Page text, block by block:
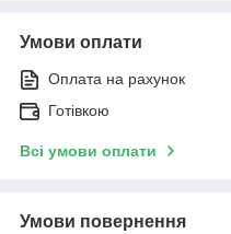
Умови оплати
Оплата на рахунок
Готівкою
Всі умови оплати
Умови повернення